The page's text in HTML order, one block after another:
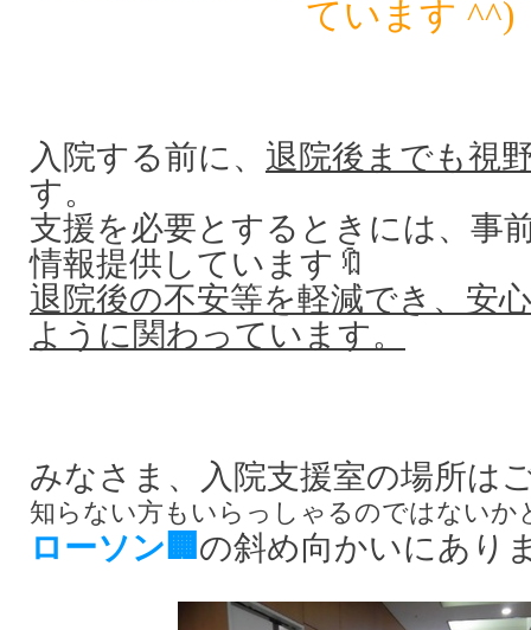
ています ^^)
入院する前に、 退院後までも視
す。
支援を必要とするときには、事
情報提供しています🔖
退院後の不安等を軽減でき、安
ように関わっています。
みなさま、入院支援室の場所は
知らない方もいらっしゃるのではないか
ローソン🏢 の斜め向かいにあり